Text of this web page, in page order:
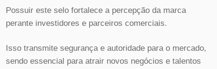
Possuir este selo fortalece a percepção da marca
perante investidores e parceiros comerciais.
Isso transmite segurança e autoridade para o mercado,
sendo essencial para atrair novos negócios e talentos